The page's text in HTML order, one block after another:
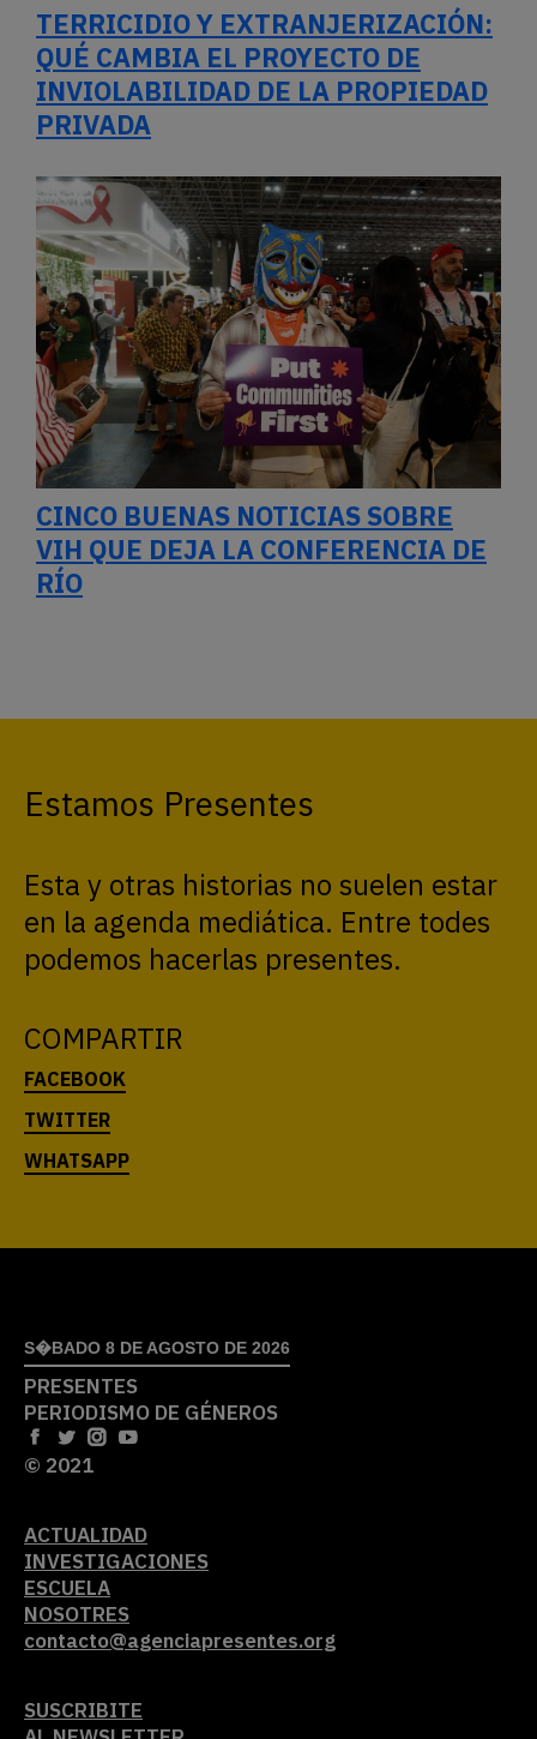
TERRICIDIO Y EXTRANJERIZACIÓN:
QUÉ CAMBIA EL PROYECTO DE
INVIOLABILIDAD DE LA PROPIEDAD
PRIVADA
CINCO BUENAS NOTICIAS SOBRE
VIH QUE DEJA LA CONFERENCIA DE
RÍO
Estamos Presentes
Esta y otras historias no suelen estar
en la agenda mediática. Entre todes
podemos hacerlas presentes.
COMPARTIR
S�BADO 8 DE AGOSTO DE 2026
PRESENTES
PERIODISMO DE GÉNEROS
© 2021
ACTUALIDAD
INVESTIGACIONES
ESCUELA
NOSOTRES
contacto@agenciapresentes.org
SUSCRIBITE